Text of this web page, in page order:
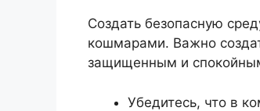
Создать безопасную
кошмарами. Важно
защищенным и
Убедитесь, что в